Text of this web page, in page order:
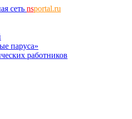
сеть nsportal.ru
паруса»
работников